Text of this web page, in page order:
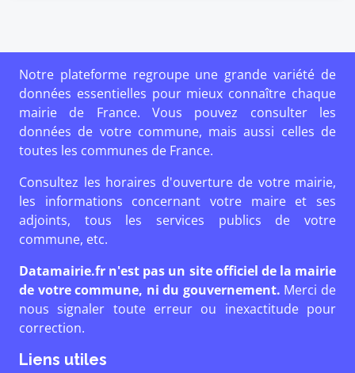
Notre plateforme regroupe une grande variété de
données essentielles pour mieux connaître chaque
mairie de France. Vous pouvez consulter les
données de votre commune, mais aussi celles de
toutes les communes de France.
Consultez les horaires d'ouverture de votre mairie,
les informations concernant votre maire et ses
adjoints, tous les services publics de votre
commune, etc.
Datamairie.fr n'est pas un site officiel de la mairie
de votre commune, ni du gouvernement. Merci de
nous signaler toute erreur ou inexactitude pour
correction.
Liens utiles